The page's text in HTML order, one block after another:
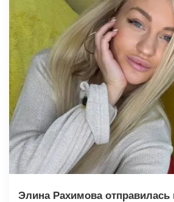
Элина Рахимова отправилась